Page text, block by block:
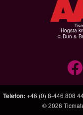
Högsta
© Dun &
Telefon: +46 (0) 8-446 808
© 2026